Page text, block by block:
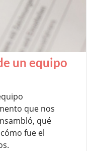
un equipo
que nos
qué
fue el